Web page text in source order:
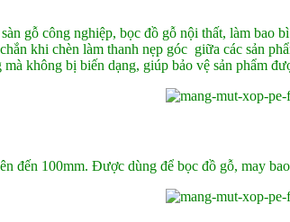
gỗ công nghiệp, bọc đồ gỗ nội thất, làm bao
khi chèn làm thanh nẹp góc giữa các sản
không bị biến dạng, giúp bảo vệ sản phẩm
đến 100mm. Được dùng để bọc đồ gỗ, may